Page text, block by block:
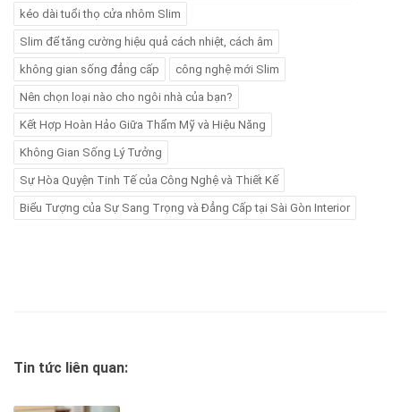
kéo dài tuổi thọ cửa nhôm Slim
Slim để tăng cường hiệu quả cách nhiệt, cách âm
không gian sống đẳng cấp công nghệ mới Slim
Nên chọn loại nào cho ngôi nhà của bạn?
Kết Hợp Hoàn Hảo Giữa Thẩm Mỹ và Hiệu Năng
Không Gian Sống Lý Tưởng
Sự Hòa Quyện Tinh Tế của Công Nghệ và Thiết Kế
Biểu Tượng của Sự Sang Trọng và Đẳng Cấp tại Sài Gòn Interior
Tin tức liên quan: